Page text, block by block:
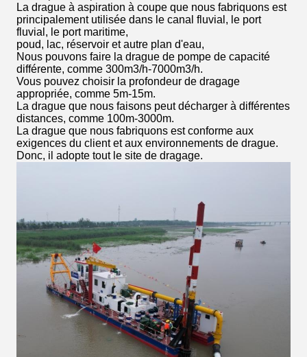
La drague à aspiration à coupe que nous fabriquons est
principalement utilisée dans le canal fluvial, le port
fluvial, le port maritime,
poud, lac, réservoir et autre plan d'eau,
Nous pouvons faire la drague de pompe de capacité
différente, comme 300m3/h-7000m3/h.
Vous pouvez choisir la profondeur de dragage
appropriée, comme 5m-15m.
La drague que nous faisons peut décharger à différentes
distances, comme 100m-3000m.
La drague que nous fabriquons est conforme aux
exigences du client et aux environnements de drague.
Donc, il adopte tout le site de dragage.